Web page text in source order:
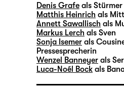
Denis Grafe als Stürmer
Matthis Heinrich als
Annett Sawallisch als
Markus Lerch als Sven
Sonja Isemer als
Pressesprecherin
Wenzel Banneyer als
Luca-Noél Bock als